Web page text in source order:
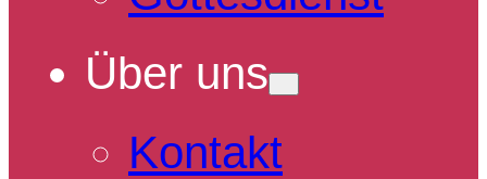
Über uns
Kontakt